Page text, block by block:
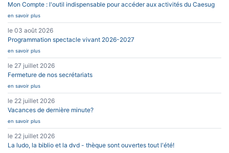
Mon Compte : l'outil indispensable pour accéder aux activités du Caesug
en savoir plus
le 03 août 2026
Programmation spectacle vivant 2026-2027
en savoir plus
le 27 juillet 2026
Fermeture de nos secrétariats
en savoir plus
le 22 juillet 2026
Vacances de dernière minute?
en savoir plus
le 22 juillet 2026
La ludo, la biblio et la dvd - thèque sont ouvertes tout l'été!